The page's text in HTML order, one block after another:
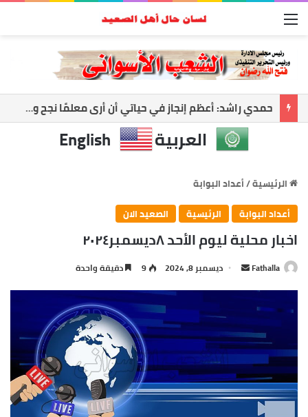
حمدي راشد: أعظم إنجاز في حياتي أن أرى معلمًا نجح وطالبًا أصبح صاحب رسالة
العربية English
الرئيسية/أعداد البوابة
أعداد البوابة
الرئيسية الصعيد الان
اخبار محلية ليوم الأحد ٨ديسمبر٢٠٢٤
Fathalla
ب
ر
ي
د
ا
ديسمبر 8, 2024 9 دقيقة واحدة